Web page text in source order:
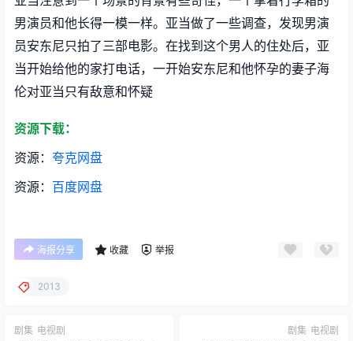
男演员和他长得一模一样。亚当做了一些调查，发现男演
员安东尼只拍了三部电影。在找到这个男人的住处后，亚
当开始给他的家打电话，一开始安东尼和他怀孕的妻子海
伦对亚当只有敌意和怀疑
资源下载：
资源： 夸克网盘
资源： 百度网盘
海报分享 收藏 举报
2013
剧集 电视剧 剧集 电视剧